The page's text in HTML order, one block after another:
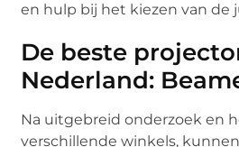
en hulp bij het kiezen van de
De beste
Nederland:
Na uitgebreid onderzoek en
verschillende winkels,